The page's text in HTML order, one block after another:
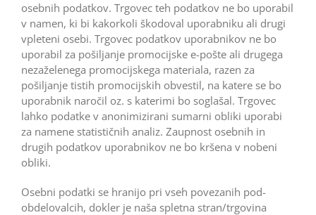
osebnih podatkov. Trgovec teh podatkov ne bo uporabil
v namen, ki bi kakorkoli škodoval uporabniku ali drugi
vpleteni osebi. Trgovec podatkov uporabnikov ne bo
uporabil za pošiljanje promocijske e-pošte ali drugega
nezaželenega promocijskega materiala, razen za
pošiljanje tistih promocijskih obvestil, na katere se bo
uporabnik naročil oz. s katerimi bo soglašal. Trgovec
lahko podatke v anonimizirani sumarni obliki uporabi
za namene statističnih analiz. Zaupnost osebnih in
drugih podatkov uporabnikov ne bo kršena v nobeni
obliki.
Osebni podatki se hranijo pri vseh povezanih pod-
obdelovalcih, dokler je naša spletna stran/trgovina